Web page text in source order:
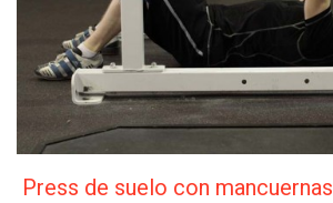
Press de suelo con mancuernas